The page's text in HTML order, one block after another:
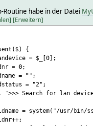
Routine habe in der Datei
Erweitern
{
= $_[0];
= 0;
= "";
= "2";
Search for lan
= system("/usr/bin/ssh